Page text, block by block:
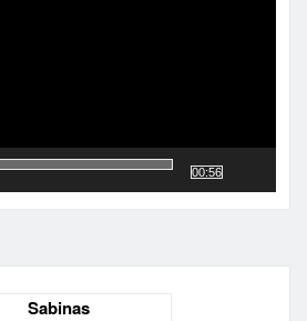
00:56
Sabinas